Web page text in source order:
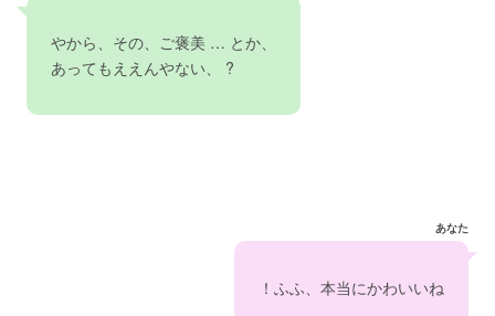
やから、その、ご褒美 … とか、
あってもええんやない、 ?
あなた
！ふふ、本当にかわいいね